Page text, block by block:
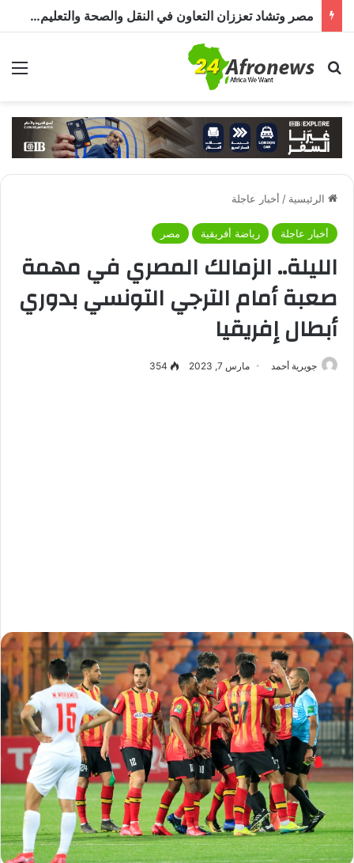
مصر وتشاد تعززان التعاون في النقل والصحة والتعليم والاستثمار خلال الدورة الرابعة للجنة المشتركة
بحث عن
الرئيسية / أخبار عاجلة
أخبار عاجلة رياضة أفريقية مصر
الليلة.. الزمالك المصري في مهمة
صعبة أمام الترجي التونسي بدوري
أبطال إفريقيا
جويرية أحمد مارس 7, 2023 354